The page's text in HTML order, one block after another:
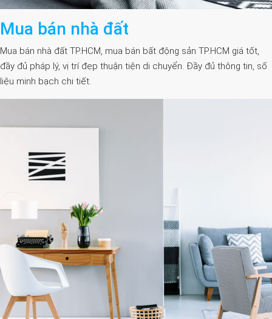
Mua bán nhà đất
Mua bán nhà đất TP.HCM, mua bán bất động sản TP.HCM giá tốt,
đầy đủ pháp lý, vị trí đẹp thuận tiện di chuyển. Đầy đủ thông tin, số
liệu minh bạch chi tiết.